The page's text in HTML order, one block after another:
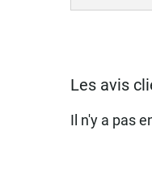
Les avis
Il n'y a pas